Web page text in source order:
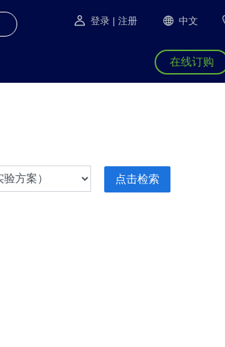
登录 | 注册 中文
在线订购